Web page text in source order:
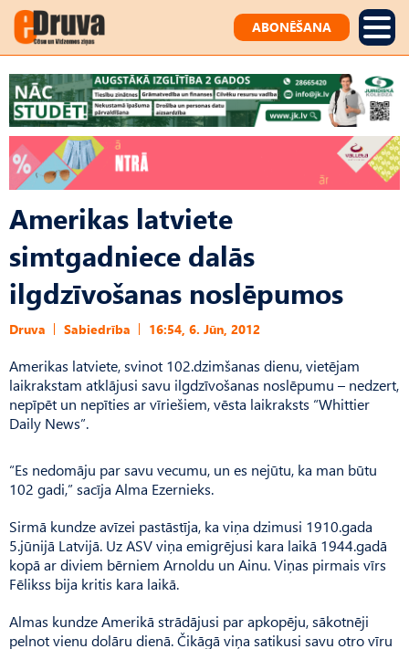
ABONĒŠANA
Amerikas latviete
simtgadniece dalās
ilgdzīvošanas noslēpumos
Druva Sabiedrība 16:54, 6. Jūn, 2012
Amerikas latviete, svinot 102.dzimšanas dienu, vietējam
laikrakstam atklājusi savu ilgdzīvošanas noslēpumu – nedzert,
nepīpēt un nepīties ar vīriešiem, vēsta laikraksts “Whittier
Daily News”.
“Es nedomāju par savu vecumu, un es nejūtu, ka man būtu
102 gadi,” sacīja Alma Ezernieks.
Sirmā kundze avīzei pastāstīja, ka viņa dzimusi 1910.gada
5.jūnijā Latvijā. Uz ASV viņa emigrējusi kara laikā 1944.gadā
kopā ar diviem bērniem Arnoldu un Ainu. Viņas pirmais vīrs
Fēlikss bija kritis kara laikā.
Almas kundze Amerikā strādājusi par apkopēju, sākotnēji
pelnot vienu dolāru dienā. Čikāgā viņa satikusi savu otro vīru